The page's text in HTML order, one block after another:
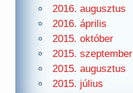
2016. augusztus
2016. április
2015. október
2015. szeptember
2015. augusztus
2015. július